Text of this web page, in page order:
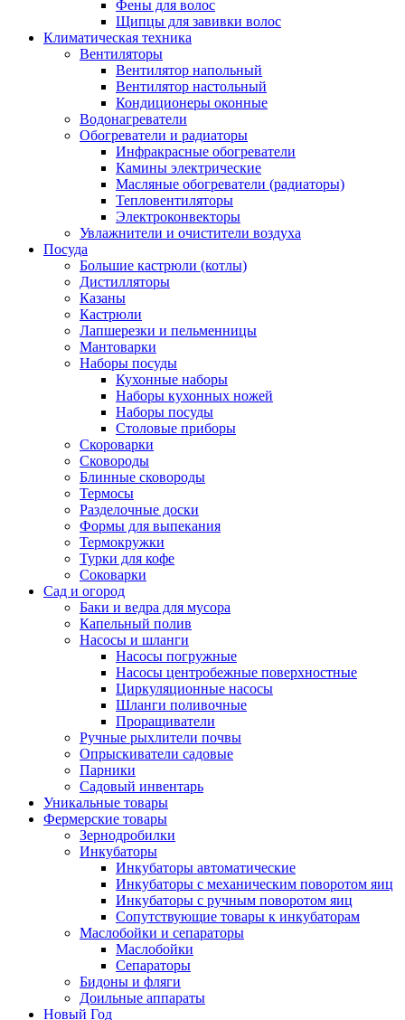
Фены для волос
Щипцы для завивки волос
Климатическая техника
Вентиляторы
Вентилятор напольный
Вентилятор настольный
Кондиционеры оконные
Водонагреватели
Обогреватели и радиаторы
Инфракрасные обогреватели
Камины электрические
Масляные обогреватели (радиаторы)
Тепловентиляторы
Электроконвекторы
Увлажнители и очистители воздуха
Посуда
Большие кастрюли (котлы)
Дистилляторы
Казаны
Кастрюли
Лапшерезки и пельменницы
Мантоварки
Наборы посуды
Кухонные наборы
Наборы кухонных ножей
Наборы посуды
Столовые приборы
Скороварки
Сковороды
Блинные сковороды
Термосы
Разделочные доски
Формы для выпекания
Термокружки
Турки для кофе
Соковарки
Сад и огород
Баки и ведра для мусора
Капельный полив
Насосы и шланги
Насосы погружные
Насосы центробежные поверхностные
Циркуляционные насосы
Шланги поливочные
Проращиватели
Ручные рыхлители почвы
Опрыскиватели садовые
Парники
Садовый инвентарь
Уникальные товары
Фермерские товары
Зернодробилки
Инкубаторы
Инкубаторы автоматические
Инкубаторы с механическим поворотом яиц
Инкубаторы с ручным поворотом яиц
Сопутствующие товары к инкубаторам
Маслобойки и сепараторы
Маслобойки
Сепараторы
Бидоны и фляги
Доильные аппараты
Новый Год